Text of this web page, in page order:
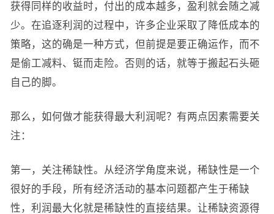
获得同样的收益时，付出的成本越多，盈利就会随之减
少。在追逐利润的过程中，许多企业采取了降低成本的
策略，这的确是一种方式，但前提是要正确运作，而不
是偷工减料、铤而走险。否则的话，就等于搬起石头砸
自己的脚。
那么，如何做才能获得最大利润呢？有两点因素需要关
注：
第一，关注稀缺性。从经济学角度来说，稀缺性是一个
很好的手段，所有经济活动的基本问题都产生于稀缺
性，利润最大化就是稀缺性的直接结果。让稀缺资源得